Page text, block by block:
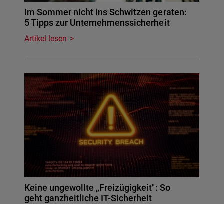
Im Sommer nicht ins Schwitzen geraten:
5 Tipps zur Unternehmenssicherheit
Artikel lesen
Keine ungewollte „Freizügigkeit": So
geht ganzheitliche IT-Sicherheit